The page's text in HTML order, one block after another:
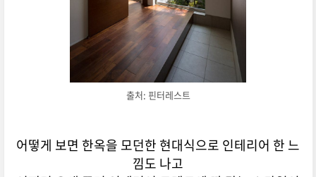
출처: 핀터레스트
어떻게 보면 한옥을 모던한 현대식으로 인테리어 한 느
낌도 나고